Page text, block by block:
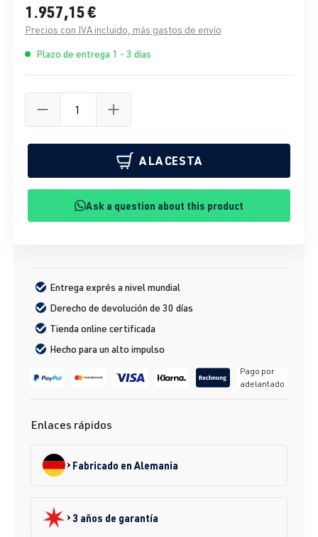
1.957,15 €
Precios con IVA incluido, más gastos de envío
Plazo de entrega 1 - 3 días
A LA CESTA
Ask a question about this product
Entrega exprés a nivel mundial
Derecho de devolución de 30 días
Tienda online certificada
Hecho para un alto impulso
Pago por
adelantado
Enlaces rápidos
Fabricado en Alemania
3 años de garantía